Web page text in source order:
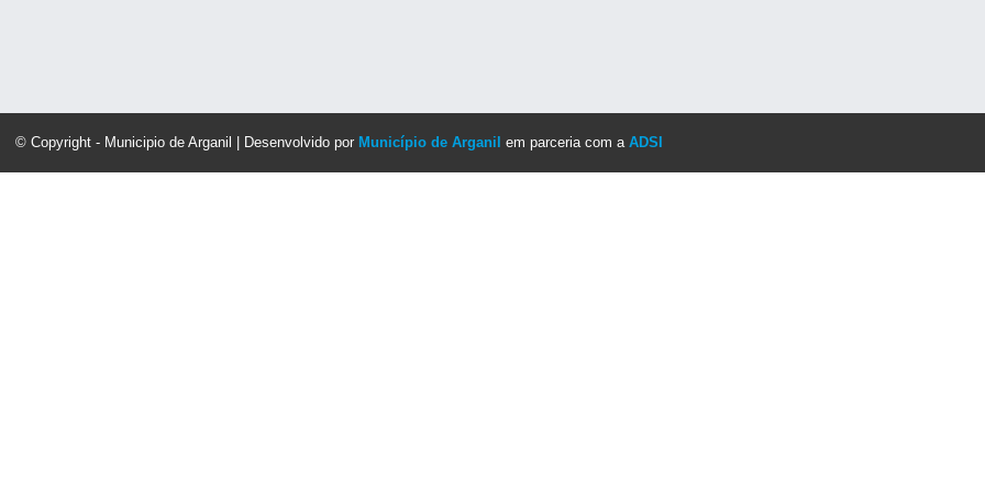
© Copyright - Municipio de Arganil | Desenvolvido por Município de Arganil em parceria com a ADSI